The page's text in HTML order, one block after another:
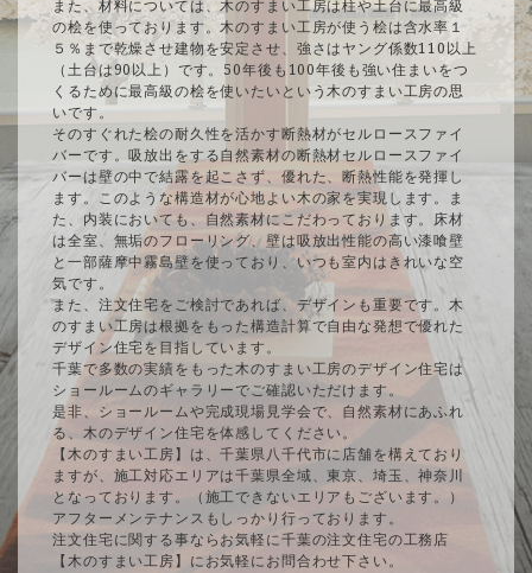
また、材料については、木のすまい工房は柱や土台に最高級
の桧を使っております。木のすまい工房が使う桧は含水率１
５％まで乾燥させ建物を安定させ、強さはヤング係数110以上
（土台は90以上）です。50年後も100年後も強い住まいをつ
くるために最高級の桧を使いたいという木のすまい工房の思
いです。
そのすぐれた桧の耐久性を活かす断熱材がセルロースファイ
バーです。吸放出をする自然素材の断熱材セルロースファイ
バーは壁の中で結露を起こさず、優れた、断熱性能を発揮し
ます。このような構造材が心地よい木の家を実現します。ま
た、内装においても、自然素材にこだわっております。床材
は全室、無垢のフローリング、壁は吸放出性能の高い漆喰壁
と一部薩摩中霧島壁を使っており、いつも室内はきれいな空
気です。
また、注文住宅をご検討であれば、デザインも重要です。木
のすまい工房は根拠をもった構造計算で自由な発想で優れた
デザイン住宅を目指しています。
千葉で多数の実績をもった木のすまい工房のデザイン住宅は
ショールームのギャラリーでご確認いただけます。
是非、ショールームや完成現場見学会で、自然素材にあふれ
る、木のデザイン住宅を体感してください。
【木のすまい工房】は、千葉県八千代市に店舗を構えており
ますが、施工対応エリアは千葉県全域、東京、埼玉、神奈川
となっております。（施工できないエリアもございます。）
アフターメンテナンスもしっかり行っております。
注文住宅に関する事ならお気軽に千葉の注文住宅の工務店
【木のすまい工房】にお気軽にお問合わせ下さい。